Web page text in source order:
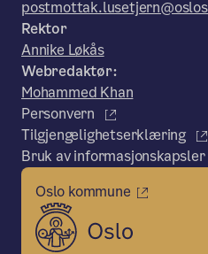
Rektor
Annike Løkås
Webredaktør:
Mohammed Khan
Personvern
Tilgjengelighetserklæring
Bruk av informasjonskapsler
Oslo kommune